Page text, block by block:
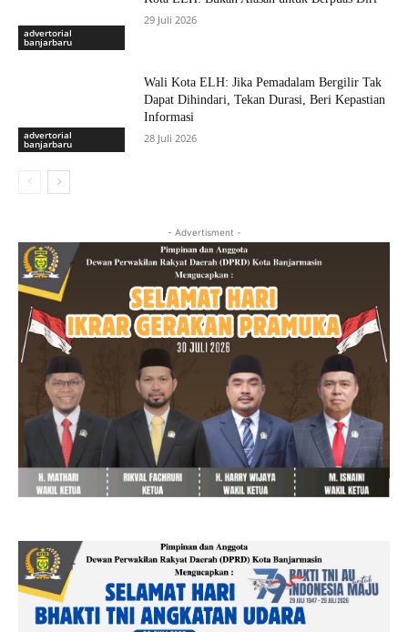
advertorial
banjarbaru
29 Juli 2026
advertorial
banjarbaru
Wali Kota ELH: Jika Pemadalam Bergilir Tak
Dapat Dihindari, Tekan Durasi, Beri Kepastian
Informasi
28 Juli 2026
- Advertisment -